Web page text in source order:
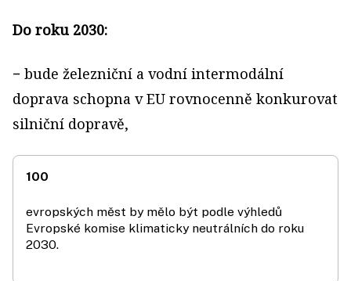
Do roku 2030:
− bude železniční a vodní intermodální
doprava schopna v EU rovnocenně konkurovat
silniční dopravě,
100
evropských měst by mělo být podle výhledů
Evropské komise klimaticky neutrálních do roku
2030.